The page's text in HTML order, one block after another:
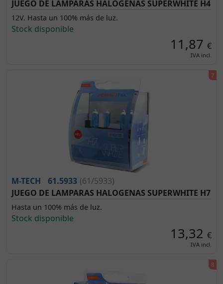
JUEGO DE LAMPARAS HALOGENAS SUPERWHITE H4
12V. Hasta un 100% más de luz.
Stock disponible
11,87 €
IVA incl.
M-TECH 61.5933 (61/5933)
JUEGO DE LAMPARAS HALOGENAS SUPERWHITE H7
Hasta un 100% más de luz.
Stock disponible
13,32 €
IVA incl.